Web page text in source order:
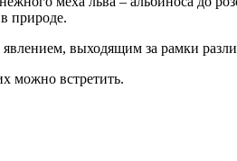
природе.
выходящим за рамки
можно встретить.